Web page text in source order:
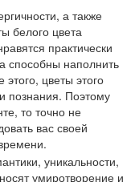
а также
белого цвета
практически
способны наполнить
цветы этого
познания. Поэтому
то точно не
вас своей
уникальности,
умиротворение и